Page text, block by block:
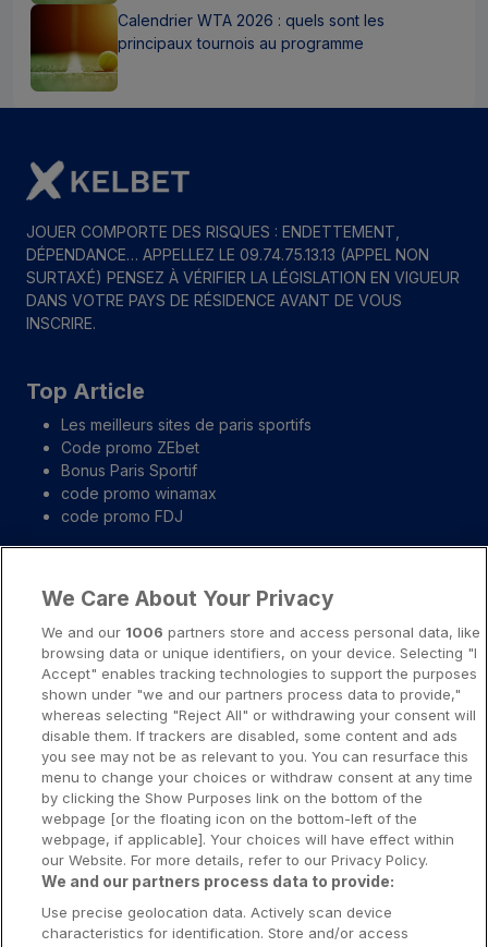
Calendrier WTA 2026 : quels sont les
principaux tournois au programme
JOUER COMPORTE DES RISQUES : ENDETTEMENT,
DÉPENDANCE… APPELLEZ LE 09.74.75.13.13 (APPEL NON
SURTAXÉ) PENSEZ À VÉRIFIER LA LÉGISLATION EN VIGUEUR
DANS VOTRE PAYS DE RÉSIDENCE AVANT DE VOUS
INSCRIRE.
Top Article
Les meilleurs sites de paris sportifs
Code promo ZEbet
Bonus Paris Sportif
code promo winamax
code promo FDJ
Liens importants
A propos
Notice légale
Presse-Recrutement-Partenariat
Politique de confidentialité
Politique de Cookies
Prévenir la dépendance aux jeux d’argent
Nos rédacteurs
We Care About Your Privacy
We and our 1006 partners store and access personal data, like
browsing data or unique identifiers, on your device. Selecting "I
Accept" enables tracking technologies to support the purposes
shown under "we and our partners process data to provide,"
whereas selecting "Reject All" or withdrawing your consent will
disable them. If trackers are disabled, some content and ads
you see may not be as relevant to you. You can resurface this
menu to change your choices or withdraw consent at any time
by clicking the Show Purposes link on the bottom of the
webpage [or the floating icon on the bottom-left of the
webpage, if applicable]. Your choices will have effect within
our Website. For more details, refer to our Privacy Policy.
We and our partners process data to provide:
Use precise geolocation data. Actively scan device
characteristics for identification. Store and/or access